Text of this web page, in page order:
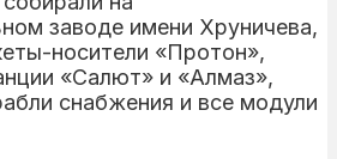
заводе имени Хруничева,
носители «Протон»,
«Салют» и «Алмаз»,
снабжения и все модули